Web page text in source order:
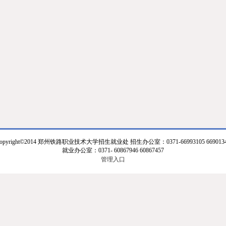
郑州铁路职业技术大学招生就业处 招生办公室：0371-66993105
就业办公室：0371- 60867946 60867457
管理入口